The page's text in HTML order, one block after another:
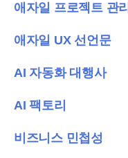
애자일 프로젝트 관리
애자일 UX 선언문
AI 자동화 대행사
AI 팩토리
비즈니스 민첩성